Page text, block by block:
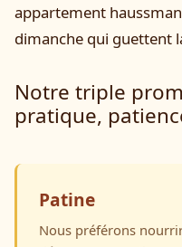
appartement
dimanche qui guettent
Notre triple
pratique,
Patine
Nous préférons